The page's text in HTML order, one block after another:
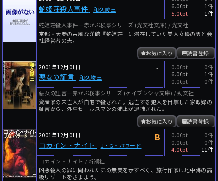
蛇姫荘殺人事件 和久峻三
6.00pt
5.00pt
1件
1件
蛇姫荘殺人事件―赤かぶ検事シリーズ (光文社文庫) / 光文社
京都・太秦の古風な洋館『蛇姫荘』に滞在していた美人女優の妻と会
社経営者の夫。
読書登録
お気に入り
2001年12月01日
悪女の証言 和久峻三
-
0.00pt
6.00pt
0.00pt
0件
1件
0件
悪女の証言―赤かぶ検事シリーズ (ケイブンシャ文庫) / 勁文社
資産家の未亡人が自宅で殺された。逃亡する犯人を目撃した家政婦の
証言から、外車セールスマンの浦上が逮捕された。
読書登録
お気に入り
2001年12月01日
コカイン・ナイト J・G・バラード
B
0.00pt
0.00pt
4.00pt
0件
0件
11件
コカイン・ナイト / 新潮社
凶悪殺人の罪に問われた弟の無実を示すべく、旅行作家は地中海の高
級リゾートをさまよう。